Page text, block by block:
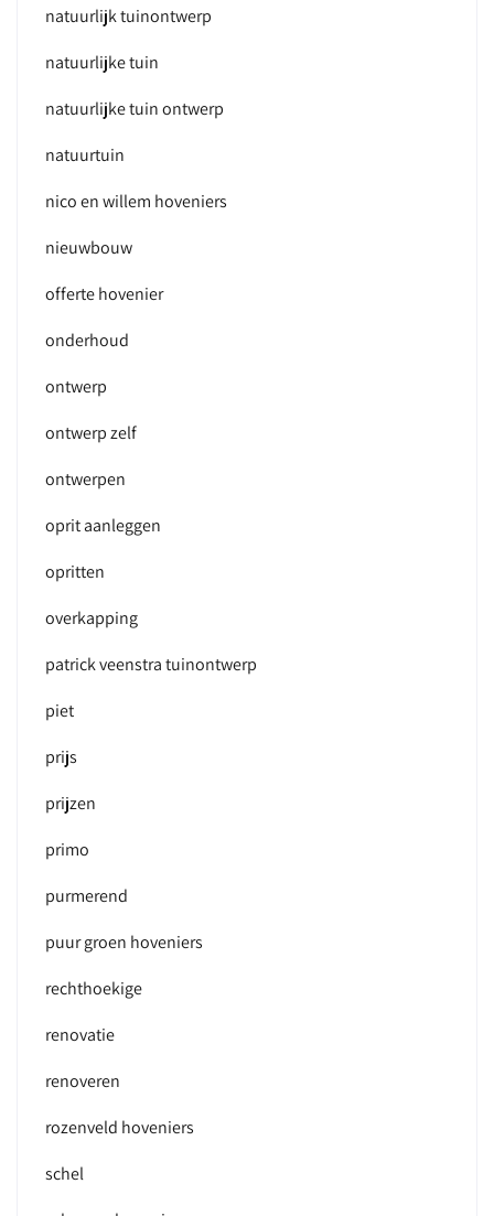
natuurlijk tuinontwerp
natuurlijke tuin
natuurlijke tuin ontwerp
natuurtuin
nico en willem hoveniers
nieuwbouw
offerte hovenier
onderhoud
ontwerp
ontwerp zelf
ontwerpen
oprit aanleggen
opritten
overkapping
patrick veenstra tuinontwerp
piet
prijs
prijzen
primo
purmerend
puur groen hoveniers
rechthoekige
renovatie
renoveren
rozenveld hoveniers
schel